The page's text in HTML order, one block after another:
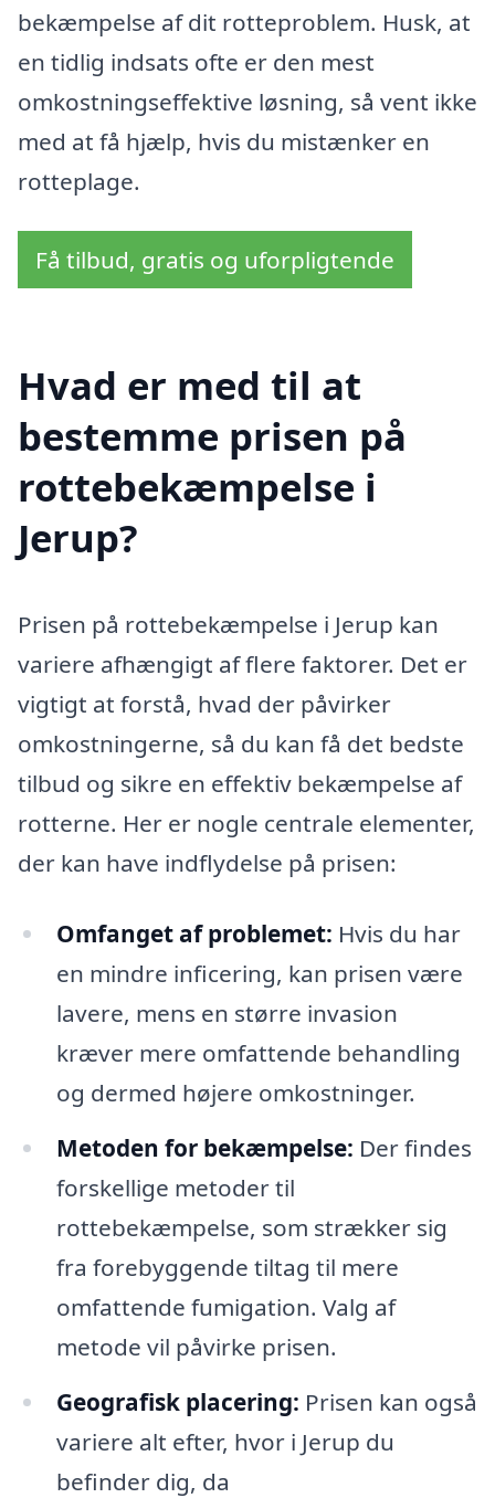
bekæmpelse af dit rotteproblem. Husk, at
en tidlig indsats ofte er den mest
omkostningseffektive løsning, så vent ikke
med at få hjælp, hvis du mistænker en
rotteplage.
Få tilbud, gratis og uforpligtende
Hvad er med til at
bestemme prisen på
rottebekæmpelse i
Jerup?
Prisen på rottebekæmpelse i Jerup kan
variere afhængigt af flere faktorer. Det er
vigtigt at forstå, hvad der påvirker
omkostningerne, så du kan få det bedste
tilbud og sikre en effektiv bekæmpelse af
rotterne. Her er nogle centrale elementer,
der kan have indflydelse på prisen:
Omfanget af problemet: Hvis du har
en mindre inficering, kan prisen være
lavere, mens en større invasion
kræver mere omfattende behandling
og dermed højere omkostninger.
Metoden for bekæmpelse: Der findes
forskellige metoder til
rottebekæmpelse, som strækker sig
fra forebyggende tiltag til mere
omfattende fumigation. Valg af
metode vil påvirke prisen.
Geografisk placering: Prisen kan også
variere alt efter, hvor i Jerup du
befinder dig, da